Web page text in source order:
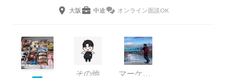
大阪 中途 オンライン面談OK
その他 マーケティング